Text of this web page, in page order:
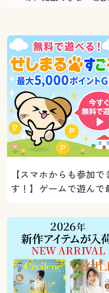
【スマホからも参加で
す！】ゲームで遊んで
ト！